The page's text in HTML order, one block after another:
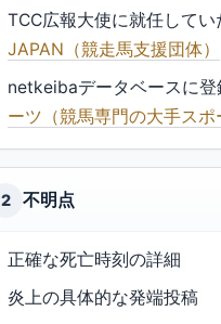
TCC広報大使に就任してい
JAPAN（競走馬支援団体）
netkeibaデータベースに登
ーツ（競馬専門の大手スポ
2 不明点
正確な死亡時刻の詳細
炎上の具体的な発端投稿